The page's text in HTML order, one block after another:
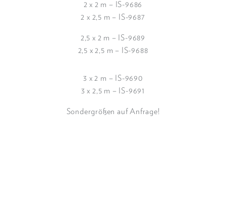
2 x 2 m – IS-9686
2 x 2,5 m – IS-9687
2,5 x 2 m – IS-9689
2,5 x 2,5 m – IS-9688
3 x 2 m – IS-9690
3 x 2,5 m – IS-9691
Sondergrößen auf Anfrage!